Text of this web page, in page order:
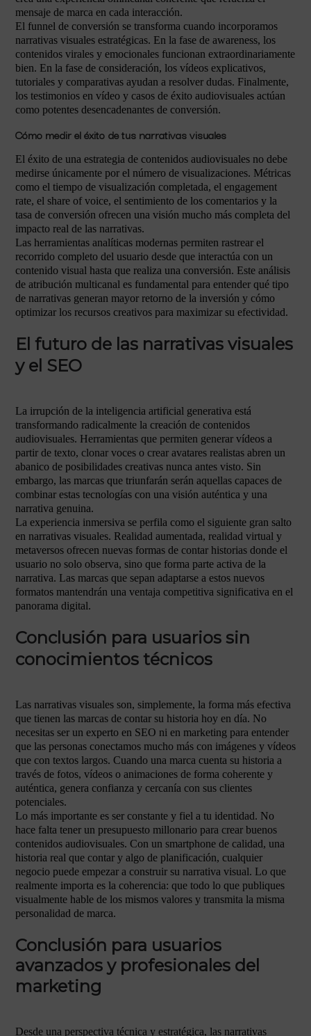
mensaje de marca en cada interacción.
El funnel de conversión se transforma cuando incorporamos
narrativas visuales estratégicas. En la fase de awareness, los
contenidos virales y emocionales funcionan extraordinariamente
bien. En la fase de consideración, los vídeos explicativos,
tutoriales y comparativas ayudan a resolver dudas. Finalmente,
los testimonios en vídeo y casos de éxito audiovisuales actúan
como potentes desencadenantes de conversión.
Cómo medir el éxito de tus narrativas visuales
El éxito de una estrategia de contenidos audiovisuales no debe
medirse únicamente por el número de visualizaciones. Métricas
como el tiempo de visualización completada, el engagement
rate, el share of voice, el sentimiento de los comentarios y la
tasa de conversión ofrecen una visión mucho más completa del
impacto real de las narrativas.
Las herramientas analíticas modernas permiten rastrear el
recorrido completo del usuario desde que interactúa con un
contenido visual hasta que realiza una conversión. Este análisis
de atribución multicanal es fundamental para entender qué tipo
de narrativas generan mayor retorno de la inversión y cómo
optimizar los recursos creativos para maximizar su efectividad.
El futuro de las narrativas visuales
y el SEO
La irrupción de la inteligencia artificial generativa está
transformando radicalmente la creación de contenidos
audiovisuales. Herramientas que permiten generar vídeos a
partir de texto, clonar voces o crear avatares realistas abren un
abanico de posibilidades creativas nunca antes visto. Sin
embargo, las marcas que triunfarán serán aquellas capaces de
combinar estas tecnologías con una visión auténtica y una
narrativa genuina.
La experiencia inmersiva se perfila como el siguiente gran salto
en narrativas visuales. Realidad aumentada, realidad virtual y
metaversos ofrecen nuevas formas de contar historias donde el
usuario no solo observa, sino que forma parte activa de la
narrativa. Las marcas que sepan adaptarse a estos nuevos
formatos mantendrán una ventaja competitiva significativa en el
panorama digital.
Conclusión para usuarios sin
conocimientos técnicos
Las narrativas visuales son, simplemente, la forma más efectiva
que tienen las marcas de contar su historia hoy en día. No
necesitas ser un experto en SEO ni en marketing para entender
que las personas conectamos mucho más con imágenes y vídeos
que con textos largos. Cuando una marca cuenta su historia a
través de fotos, vídeos o animaciones de forma coherente y
auténtica, genera confianza y cercanía con sus clientes
potenciales.
Lo más importante es ser constante y fiel a tu identidad. No
hace falta tener un presupuesto millonario para crear buenos
contenidos audiovisuales. Con un smartphone de calidad, una
historia real que contar y algo de planificación, cualquier
negocio puede empezar a construir su narrativa visual. Lo que
realmente importa es la coherencia: que todo lo que publiques
visualmente hable de los mismos valores y transmita la misma
personalidad de marca.
Conclusión para usuarios
avanzados y profesionales del
marketing
Desde una perspectiva técnica y estratégica, las narrativas